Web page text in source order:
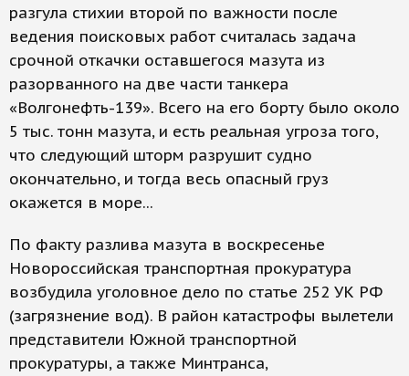
разгула стихии второй по важности после
ведения поисковых работ считалась задача
срочной откачки оставшегося мазута из
разорванного на две части танкера
«Волгонефть-139». Всего на его борту было около
5 тыс. тонн мазута, и есть реальная угроза того,
что следующий шторм разрушит судно
окончательно, и тогда весь опасный груз
окажется в море...
По факту разлива мазута в воскресенье
Новороссийская транспортная прокуратура
возбудила уголовное дело по статье 252 УК РФ
(загрязнение вод). В район катастрофы вылетели
представители Южной транспортной
прокуратуры, а также Минтранса,